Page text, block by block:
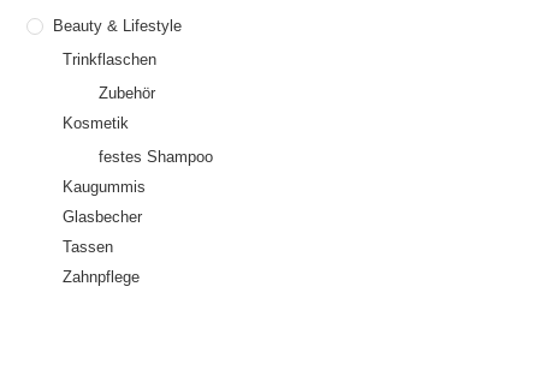
Beauty & Lifestyle
Trinkflaschen
Zubehör
Kosmetik
festes Shampoo
Kaugummis
Glasbecher
Tassen
Zahnpflege